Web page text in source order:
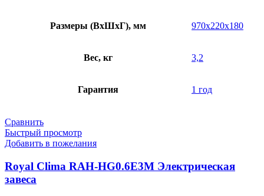
Размеры (ВхШхГ), мм 970x220x180
Вес, кг 3,2
Гарантия 1 год
Сравнить
Быстрый просмотр
Добавить в пожелания
Royal Clima RAH-HG0.6E3M Электрическая
завеса